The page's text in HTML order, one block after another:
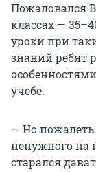
Пожаловался
классах —
уроки при
знаний ребят
учебе.
— Но пожалеть
ненужного на
старался